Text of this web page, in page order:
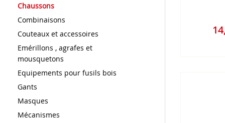
Chaussons
Combinaisons
Couteaux et accessoires
Emérillons , agrafes et
mousquetons
Equipements pour fusils bois
Gants
Masques
Mécanismes